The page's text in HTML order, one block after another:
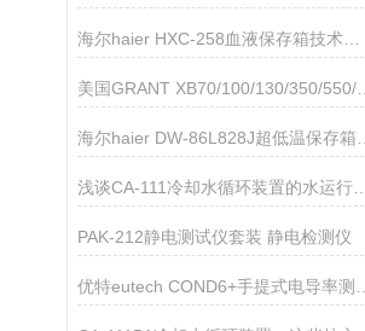
海尔haier HXC-258血液保存箱技术参数
美国GRANT XB70/100/130/350/550/900FZ雪花制冰机技术参数
浅谈CA-111冷却水循环装置的水运行中容易产生的问题
PAK-212静电测试仪套装 静电检测仪